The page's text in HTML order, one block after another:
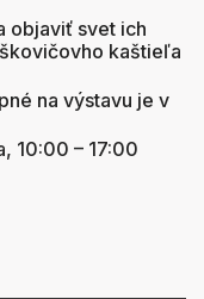
objaviť svet ich
kaštieľa
na výstavu je v
10:00 – 17:00